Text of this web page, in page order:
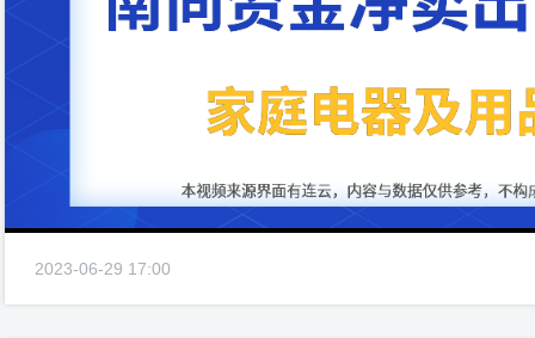
2023-06-29 17:00